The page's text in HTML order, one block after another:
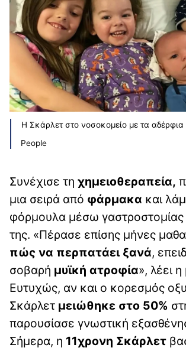
Η Σκάρλετ στο νοσοκομείο με τα αδέρφια
People
Συνέχισε τη χημειοθεραπεία,
μια σειρά από φάρμακα και
φόρμουλα μέσω γαστροστομίας
της. «Πέρασε επίσης μήνες
πώς να περπατάει ξανά,
σοβαρή μυϊκή ατροφία», λέει
Ευτυχώς, αν και ο κορεσμός
Σκάρλετ μειώθηκε στο 50%
παρουσίασε γνωστική
Σήμερα, η 11χρονη Σκάρλετ